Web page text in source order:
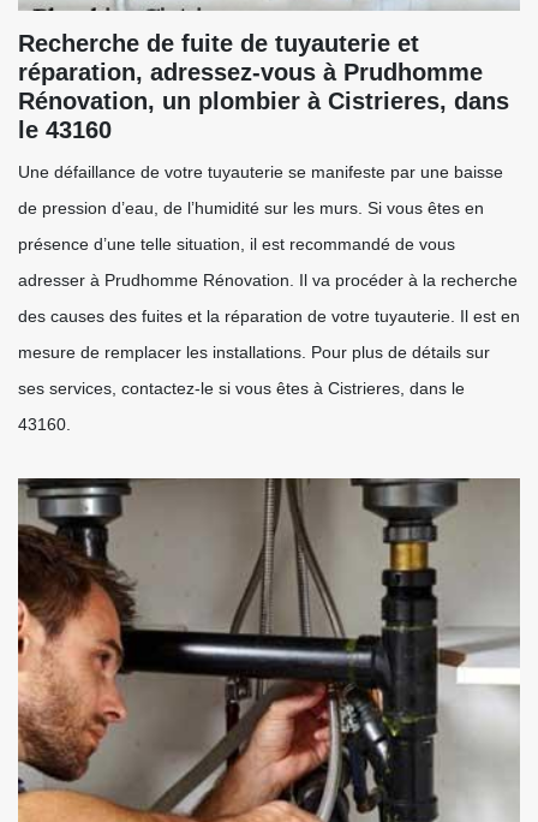
Recherche de fuite de tuyauterie et
réparation, adressez-vous à Prudhomme
Rénovation, un plombier à Cistrieres, dans
le 43160
Une défaillance de votre tuyauterie se manifeste par une baisse
de pression d’eau, de l’humidité sur les murs. Si vous êtes en
présence d’une telle situation, il est recommandé de vous
adresser à Prudhomme Rénovation. Il va procéder à la recherche
des causes des fuites et la réparation de votre tuyauterie. Il est en
mesure de remplacer les installations. Pour plus de détails sur
ses services, contactez-le si vous êtes à Cistrieres, dans le
43160.